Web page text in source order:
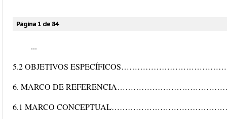
Página 1 de 84
...
5.2 OBJETIVOS
6. MARCO DE
6.1 MARCO